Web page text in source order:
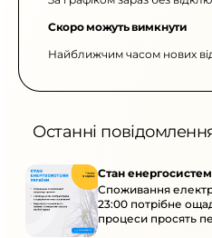
Скоро можуть вимкнути
Найближчим часом нових
Останні
Стан
Споживання
23:00 потрібне
процеси просять